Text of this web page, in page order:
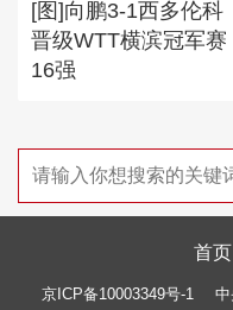
[图]向鹏3-1西多伦科
晋级WTT横滨冠军赛
16强
首页
京ICP备10003349号-1